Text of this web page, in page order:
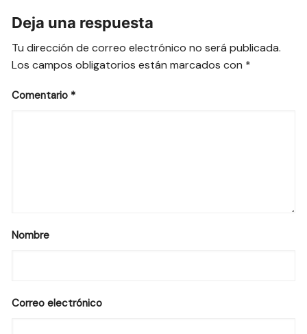
Deja una respuesta
Tu dirección de correo electrónico no será publicada.
Los campos obligatorios están marcados con *
Comentario *
Nombre
Correo electrónico